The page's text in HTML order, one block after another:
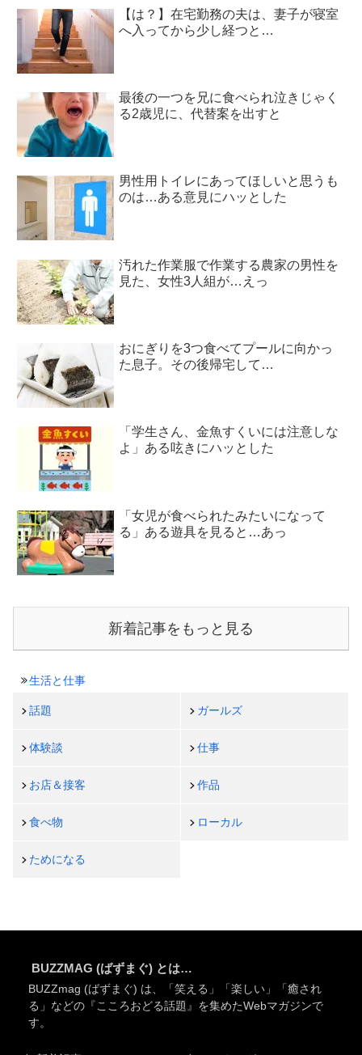
【は？】在宅勤務の夫は、妻子が寝室
へ入ってから少し経つと…
最後の一つを兄に食べられ泣きじゃく
る2歳児に、代替案を出すと
男性用トイレにあってほしいと思うも
のは…ある意見にハッとした
汚れた作業服で作業する農家の男性を
見た、女性3人組が…えっ
おにぎりを3つ食べてプールに向かっ
た息子。その後帰宅して…
「学生さん、金魚すくいには注意しな
よ」ある呟きにハッとした
「女児が食べられたみたいになって
る」ある遊具を見ると…あっ
新着記事をもっと見る
生活と仕事
話題 ガールズ
体験談 仕事
お店＆接客 作品
食べ物 ローカル
ためになる
BUZZMAG (ばずまぐ) とは…
BUZZmag (ばずまぐ) は、「笑える」「楽しい」「癒され
る」などの『こころおどる話題』を集めたWebマガジンで
す。